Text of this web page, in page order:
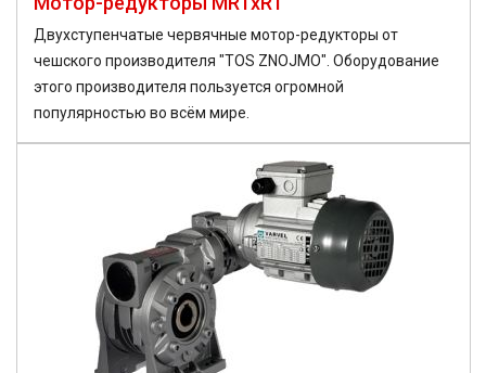
Двухступенчатые червячные мотор-редукторы от
чешского производителя "TOS ZNOJMO". Оборудование
этого производителя пользуется огромной
популярностью во всём мире.